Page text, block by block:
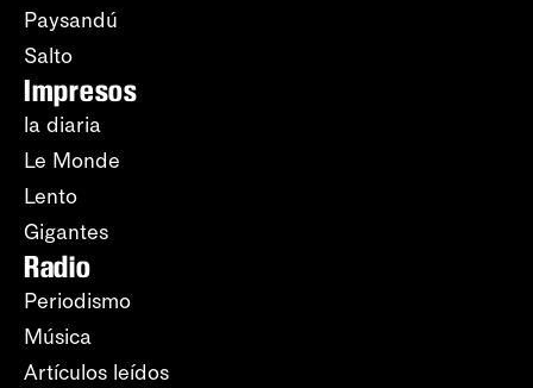
Paysandú
Salto
Impresos
la diaria
Le Monde
Lento
Gigantes
Radio
Periodismo
Música
Artículos leídos